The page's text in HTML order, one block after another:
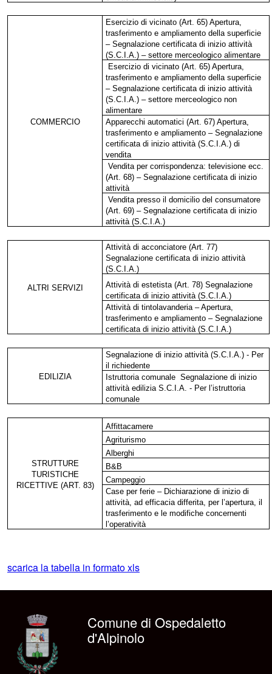
COMMERCIO
Esercizio di vicinato (Art. 65) Apertura,
trasferimento e ampliamento della superficie
– Segnalazione certificata di inizio attività
(S.C.I.A.) – settore merceologico alimentare
Esercizio di vicinato (Art. 65) Apertura,
trasferimento e ampliamento della superficie
– Segnalazione certificata di inizio attività
(S.C.I.A.) – settore merceologico non
alimentare
Apparecchi automatici (Art. 67) Apertura,
trasferimento e ampliamento – Segnalazione
certificata di inizio attività (S.C.I.A.) di
vendita
Vendita per corrispondenza: televisione ecc.
(Art. 68) – Segnalazione certificata di inizio
attività
Vendita presso il domicilio del consumatore
(Art. 69) – Segnalazione certificata di inizio
attività (S.C.I.A.)
ALTRI SERVIZI
Attività di acconciatore (Art. 77)
Segnalazione certificata di inizio attività
(S.C.I.A.)
Attività di estetista (Art. 78) Segnalazione
certificata di inizio attività (S.C.I.A.)
Attività di tintolavanderia – Apertura,
trasferimento e ampliamento – Segnalazione
certificata di inizio attività (S.C.I.A.)
EDILIZIA
Segnalazione di inizio attività (S.C.I.A.) - Per
il richiedente
Istruttoria comunale Segnalazione di inizio
attività edilizia S.C.I.A. - Per l’istruttoria
comunale
STRUTTURE
TURISTICHE
RICETTIVE (ART. 83)
Affittacamere
Agriturismo
Alberghi
B&B
Campeggio
Case per ferie – Dichiarazione di inizio di
attività, ad efficacia differita, per l’apertura, il
trasferimento e le modifiche concernenti
l’operatività
scarica la tabella in formato xls
Comune di Ospedaletto
d'Alpinolo